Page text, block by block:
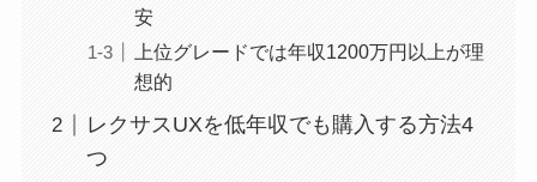
安
上位グレードでは年収1200万円以上が理
想的
レクサスUXを低年収でも購入する方法4
つ